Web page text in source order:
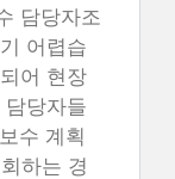
담당자조
어렵습
어 현장
당자들
수 계획
하는 경